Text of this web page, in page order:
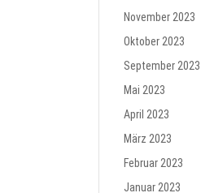
November 2023
Oktober 2023
September 2023
Mai 2023
April 2023
März 2023
Februar 2023
Januar 2023